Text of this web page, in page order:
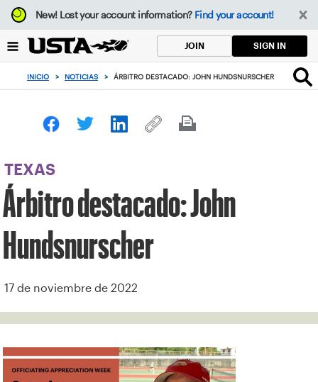
Enfoque
desde
botón
volver
principio
New!Lost your account information? Find your account!
JOIN SIGN IN
INICIO > NOTICIAS > ÁRBITRO DESTACADO: JOHN HUNDSNURSCHER
TEXAS
Árbitro destacado: John
Hundsnurscher
17 de noviembre de 2022